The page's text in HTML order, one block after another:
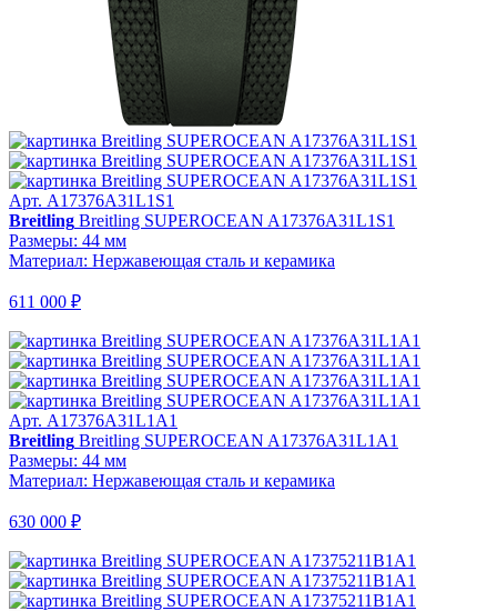
Арт. A17376A31L1S1
Breitling Breitling SUPEROCEAN A17376A31L1S1
Размеры: 44 мм
Материал: Нержавеющая сталь и керамика
611 000 ₽
Арт. A17376A31L1A1
Breitling Breitling SUPEROCEAN A17376A31L1A1
Размеры: 44 мм
Материал: Нержавеющая сталь и керамика
630 000 ₽